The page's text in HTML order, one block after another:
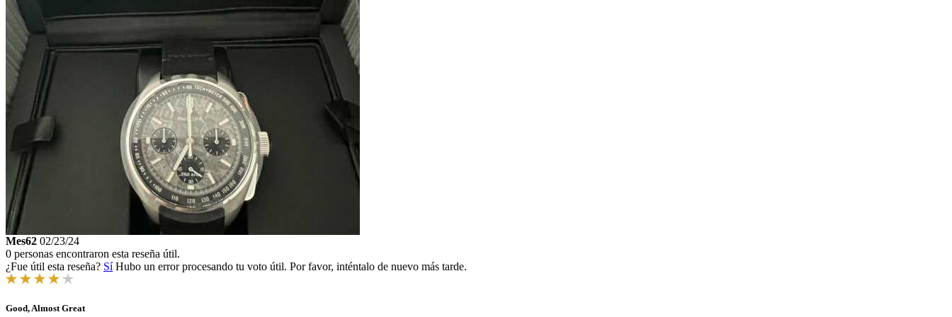
Mes62 02/23/24
0 personas encontraron esta reseña útil.
¿Fue útil esta reseña? Sí Hubo un error procesando tu voto útil. Por favor, inténtalo de nuevo más tarde.
Good, Almost Great